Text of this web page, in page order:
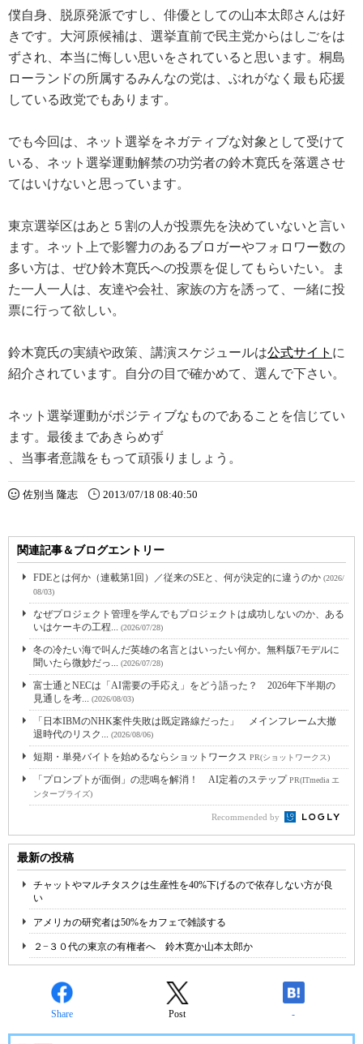
僕自身、脱原発派ですし、俳優としての山本太郎さんは好
きです。大河原候補は、選挙直前で民主党からはしごをは
ずされ、本当に悔しい思いをされていると思います。桐島
ローランドの所属するみんなの党は、ぶれがなく最も応援
している政党でもあります。
でも今回は、ネット選挙をネガティブな対象として受けて
いる、ネット選挙運動解禁の功労者の鈴木寛氏を落選させ
てはいけないと思っています。
東京選挙区はあと５割の人が投票先を決めていないと言い
ます。ネット上で影響力のあるブロガーやフォロワー数の
多い方は、ぜひ鈴木寛氏への投票を促してもらいたい。ま
た一人一人は、友達や会社、家族の方を誘って、一緒に投
票に行って欲しい。
鈴木寛氏の実績や政策、講演スケジュールは公式サイト に
紹介されています。自分の目で確かめて、選んで下さい。
ネット選挙運動がポジティブなものであることを信じてい
ます。最後まであきらめず
、当事者意識をもって頑張りましょう。
佐別当 隆志 2013/07/18 08:40:50
関連記事＆ブログエントリー
FDEとは何か（連載第1回）／従来のSEと、何が決定的に違うのか (2026/
08/03)
なぜプロジェクト管理を学んでもプロジェクトは成功しないのか、ある
いはケーキの工程... (2026/07/28)
冬の冷たい海で叫んだ英雄の名言とはいったい何か。無料版7モデルに
聞いたら微妙だっ... (2026/07/28)
富士通とNECは「AI需要の手応え」をどう語った？ 2026年下半期の
見通しを考... (2026/08/03)
「日本IBMのNHK案件失敗は既定路線だった」 メインフレーム大撤
退時代のリスク... (2026/08/06)
短期・単発バイトを始めるならショットワークス PR(ショットワークス)
「プロンプトが面倒」の悲鳴を解消！ AI定着のステップPR(ITmedia エ
ンタープライズ)
Recommended by
最新の投稿
チャットやマルチタスクは生産性を40%下げるので依存しない方が良
い
アメリカの研究者は50%をカフェで雑談する
２−３０代の東京の有権者へ 鈴木寛か山本太郎か
Share Post -